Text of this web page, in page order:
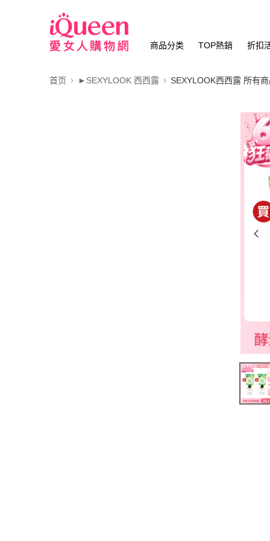
商品分类 TOP熱銷 折扣
首页 ►SEXYLOOK 西西露 SEXYLOOK西西露 所有